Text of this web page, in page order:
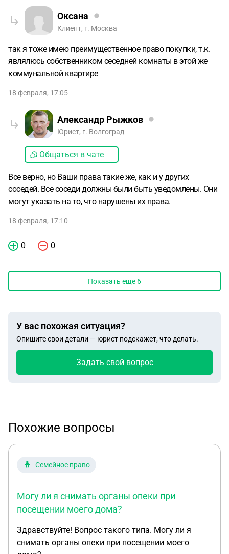
Оксана
Клиент, г. Москва
так я тоже имею преимущественное право покупки, т.к.
являлюсь собственником сеседней комнаты в этой же
коммунальной квартире
18 февраля, 17:05
Александр Рыжков
Юрист, г. Волгоград
Общаться в чате
Все верно, но Ваши права такие же, как и у других
соседей. Все соседи должны были быть уведомлены. Они
могут указать на то, что нарушены их права.
18 февраля, 17:10
0 0
Показать еще 6
У вас похожая ситуация?
Опишите свои детали — юрист подскажет, что делать.
Задать свой вопрос
Похожие вопросы
Семейное право
Могу ли я снимать органы опеки при
посещении моего дома?
Здравствуйте! Вопрос такого типа. Могу ли я
снимать органы опеки при посещении моего